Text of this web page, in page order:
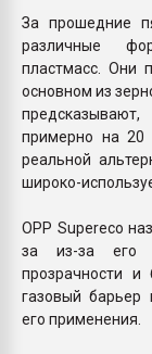
За прошедние
различные
пластмасс. Они
основном из
примерно на 20
реальной
широко-
OPP Supereco
за из-за его
прозрачности и
газовый барьер
его применения.